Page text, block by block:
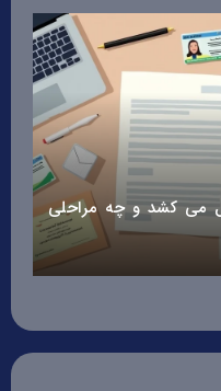
می کشد و چه مراحلی